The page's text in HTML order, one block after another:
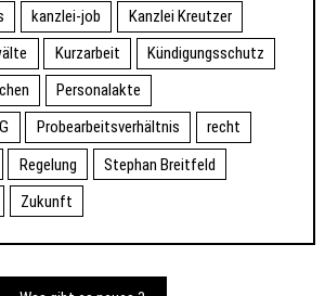
kanzlei-job
Kanzlei Kreutzer
Kurzarbeit
Kündigungsschutz
Personalakte
Probearbeitsverhältnis
recht
Regelung
Stephan Breitfeld
Zukunft